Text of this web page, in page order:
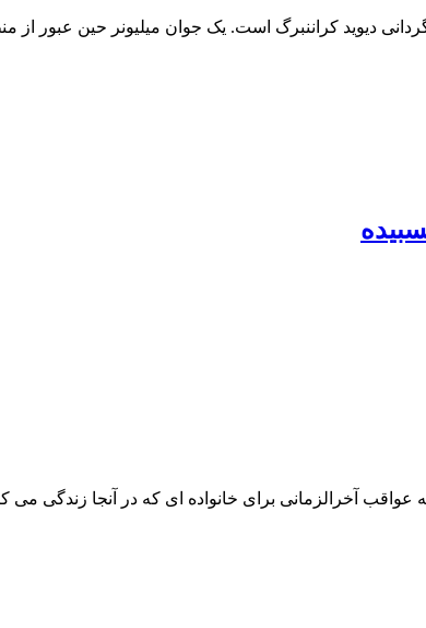
دیوید کراننبرگ است. یک جوان میلیونر حین عبور از
آخرالزمانی برای خانواده ای که در آنجا زندگی می